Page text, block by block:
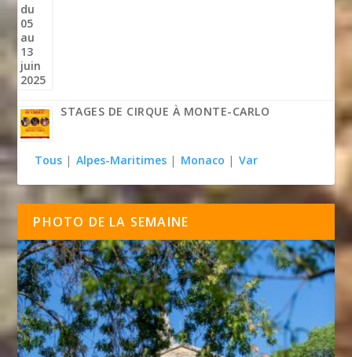
STAGES DE CIRQUE À MONTE-CARLO
Tous | Alpes-Maritimes | Monaco | Var
PHOTO DE LA SEMAINE